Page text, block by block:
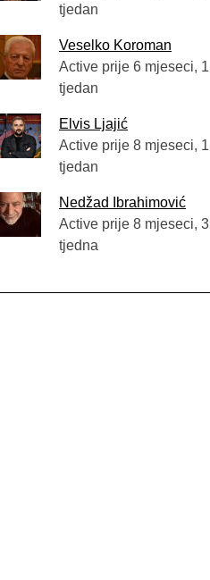
tjedan
Veselko Koroman
Active prije 6 mjeseci, 1
tjedan
Elvis Ljajić
Active prije 8 mjeseci, 1
tjedan
Nedžad Ibrahimović
Active prije 8 mjeseci, 3
tjedna